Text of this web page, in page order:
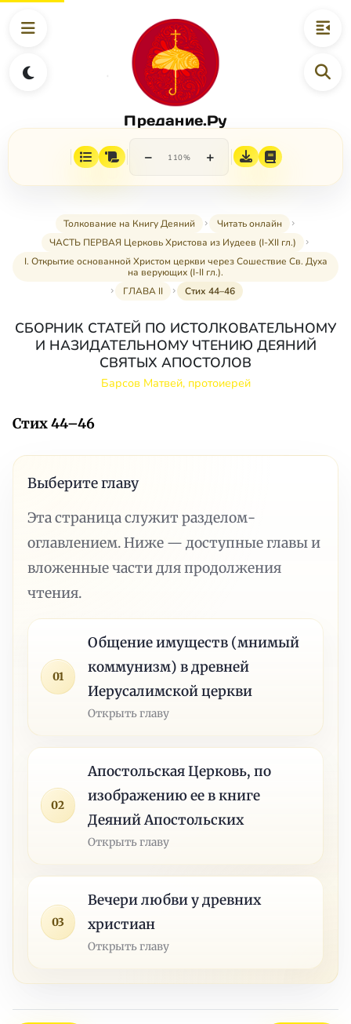
Предание.Ру
− 110% +
Толкование на Книгу Деяний
Читать онлайн
ЧАСТЬ ПЕРВАЯ Церковь Христова из Иудеев (I-XII гл.)
I. Открытие основанной Христом церкви через Сошествие Св. Духа
на верующих (I-II гл.).
ГЛАВА II
Стих 44–46
СБОРНИК СТАТЕЙ ПО ИСТОЛКОВАТЕЛЬНОМУ
И НАЗИДАТЕЛЬНОМУ ЧТЕНИЮ ДЕЯНИЙ
СВЯТЫХ АПОСТОЛОВ
Барсов Матвей, протоиерей
Стих 44–46
Выберите главу
Эта страница служит разделом-
оглавлением. Ниже — доступные главы и
вложенные части для продолжения
чтения.
01
Общение имуществ (мнимый
коммунизм) в древней
Иерусалимской церкви
Открыть главу
02
Апостольская Церковь, по
изображению ее в книге
Деяний Апостольских
Открыть главу
03
Вечери любви у древних
христиан
Открыть главу